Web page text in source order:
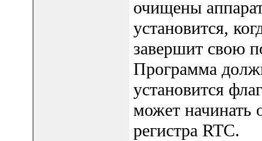
очищены
установится,
завершит свою
Программа
установится
может начинать
регистра RTC.